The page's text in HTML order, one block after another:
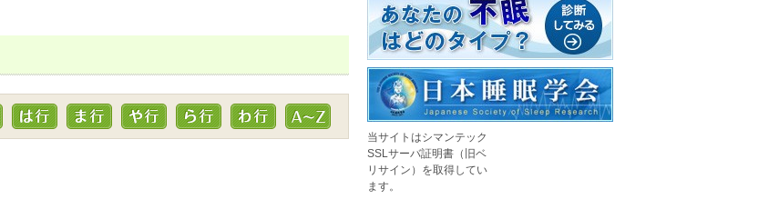
当サイトはシマンテック
SSLサーバ証明書（旧ベ
リサイン）を取得してい
ます。